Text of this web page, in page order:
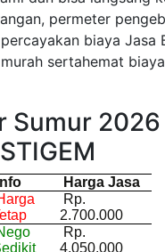
permeter
biaya Jasa
sertahemat
Sumur
Info
Harga Jasa
Rp.
2.700.000
Rp.
4.050.000